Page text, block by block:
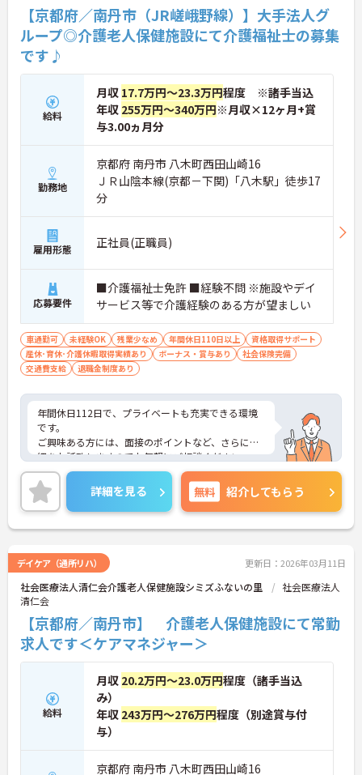
【京都府／南丹市（JR嵯峨野線）】大手法人グ
ループ◎介護老人保健施設にて介護福祉士の募集
です♪
給料
月収 17.7万円～23.3万円程度 ※諸手当込
年収 255万円～340万円※月収×12ヶ月+賞
与3.00ヵ月分
勤務地
京都府 南丹市 八木町西田山崎16
ＪＲ山陰本線(京都－下関)「八木駅」徒歩17
分
雇用形態 正社員(正職員)
応募要件
■介護福祉士免許 ■経験不問 ※施設やデイ
サービス等で介護経験のある方が望ましい
車通勤可 未経験OK 残業少なめ 年間休日110日以上
資格取得サポート
産休･育休･介護休暇取得実績あり
ボーナス・賞与あり
社会保険完備
交通費支給
退職金制度あり
年間休日112日で、プライベートも充実できる環境
です。
ご興味ある方には、面接のポイントなど、さらに詳
細をお話致しますのでお気軽にご相談ください。
詳細を見る 無料 紹介してもらう
デイケア（通所リハ） 更新日：2026年03月11日
社会医療法人清仁会介護老人保健施設シミズふないの里
社会医療法人
清仁会
【京都府／南丹市】 介護老人保健施設にて常勤
求人です＜ケアマネジャー＞
給料
月収 20.2万円～23.0万円程度（諸手当込
み）
年収 243万円～276万円程度（別途賞与付
与）
京都府 南丹市 八木町西田山崎16